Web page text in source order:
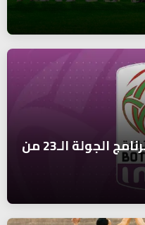
العصبة الاحترافية تكشف برنامج الجولة الـ23 من